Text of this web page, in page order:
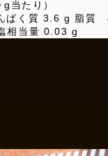
当たり）
く質 3.6 g 脂質
相当量 0.03 g